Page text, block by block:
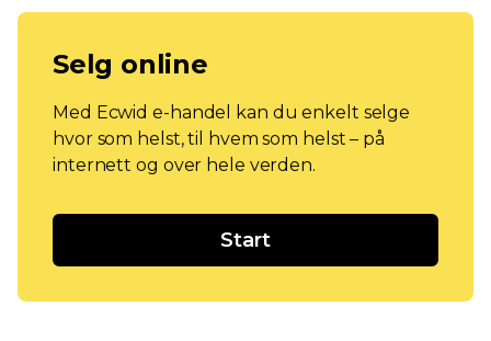
Selg online
Med Ecwid e-handel kan du enkelt selge
hvor som helst, til hvem som helst – på
internett og over hele verden.
Start